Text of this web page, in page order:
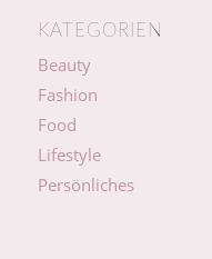
KATEGORIEN
Beauty
Fashion
Food
Lifestyle
Persönliches